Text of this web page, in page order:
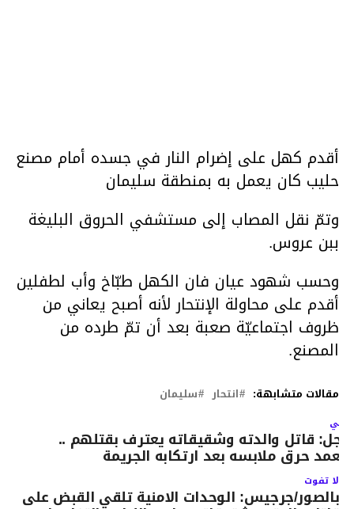
أقدم كهل على إضرام النار في جسده أمام مصنع
حليب​​​​​ كان يعمل به بمنطقة سليمان
وتمّ نقل المصاب إلى مستشفي الحروق البليغة
ببن عروس.
وحسب شهود عيان فان الكهل طبّاخ وأب لطفلين
أقدم على محاولة الإنتحار لأنه أصبح يعاني من
ظروف اجتماعيّة صعبة بعد أن تمّ طرده من
المصنع.
مقالات متشابهة: انتحار سليمان
قاتل والدته وشقيقاته يعترف بقتلهم ..
حرق ملابسه بعد ارتكابه الجريمة
لا تفوت
بالصور/جرجيس: الوحدات الامنية تلقي القبض على